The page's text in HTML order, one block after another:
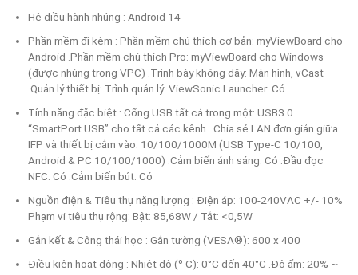
Hệ điều hành nhúng : Android 14
Phần mềm đi kèm : Phần mềm chú thích cơ bản: myViewBoard cho
Android .Phần mềm chú thích Pro: myViewBoard cho Windows
(được nhúng trong VPC) .Trình bày không dây: Màn hình, vCast
.Quản lý thiết bị: Trình quản lý .ViewSonic Launcher: Có
Tính năng đặc biệt : Cổng USB tất cả trong một: USB3.0
“SmartPort USB” cho tất cả các kênh. .Chia sẻ LAN đơn giản giữa
IFP và thiết bị cắm vào: 10/100/1000M (USB Type-C 10/100,
Android & PC 10/100/1000) .Cảm biến ánh sáng: Có .Đầu đọc
NFC: Có .Cảm biến bút: Có
Nguồn điện & Tiêu thụ năng lượng : Điện áp: 100-240VAC +/- 10%
Phạm vi tiêu thụ rộng: Bật: 85,68W / Tắt: <0,5W
Gắn kết & Công thái học : Gắn tường (VESA®): 600 x 400
Điều kiện hoạt động : Nhiệt độ (º C): 0°C đến 40°C .Độ ẩm: 20% ~